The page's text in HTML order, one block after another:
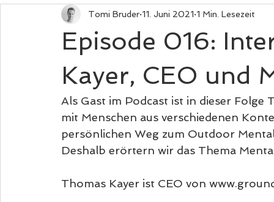
Episode 016:
Kayer, CEO und
Tomi Bruder 11. Juni 2021 1 Min. Lesezeit
Als Gast im Podcast ist in dieser
mit Menschen aus verschiedenen
persönlichen Weg zum Outdoor
Deshalb erörtern wir das Thema
Thomas Kayer ist CEO von